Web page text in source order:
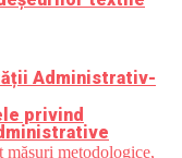
Administrativ-
privind
măsuri metodologice,